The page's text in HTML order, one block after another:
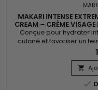
MAKARI INTENSE
CREAM – CRÈME VISAGE
DOUCE
Conçue pour hydrater
cutané et favoriser un
Glow Rejuvenating
nourrissante et
manque d’éclat. Sa
vitamine C, les extraits

